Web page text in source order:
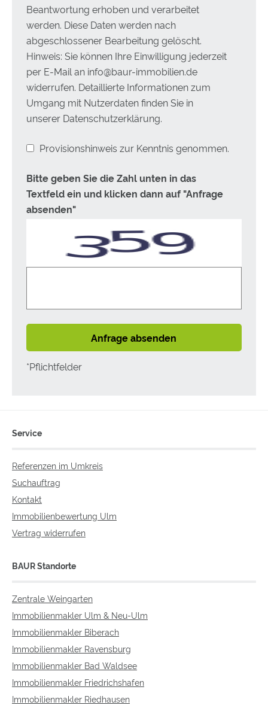
Beantwortung erhoben und verarbeitet
werden. Diese Daten werden nach
abgeschlossener Bearbeitung gelöscht.
Hinweis: Sie können Ihre Einwilligung jederzeit
per E-Mail an info@baur-immobilien.de
widerrufen. Detaillierte Informationen zum
Umgang mit Nutzerdaten finden Sie in
unserer Datenschutzerklärung.
Provisionshinweis zur Kenntnis genommen.
Bitte geben Sie die Zahl unten in das
Textfeld ein und klicken dann auf "Anfrage
absenden"
Anfrage absenden
*Pflichtfelder
Service
Referenzen im Umkreis
Suchauftrag
Kontakt
Immobilienbewertung Ulm
Vertrag widerrufen
BAUR Standorte
Zentrale Weingarten
Immobilienmakler Ulm & Neu-Ulm
Immobilienmakler Biberach
Immobilienmakler Ravensburg
Immobilienmakler Bad Waldsee
Immobilienmakler Friedrichshafen
Immobilienmakler Riedhausen